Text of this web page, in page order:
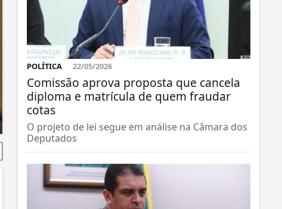
POLÍTICA 22/05/2026
Comissão aprova proposta que cancela
diploma e matrícula de quem fraudar
cotas
O projeto de lei segue em análise na Câmara dos
Deputados